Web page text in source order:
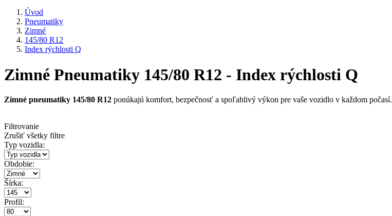
Úvod
Pneumatiky
Zimné
145/80 R12
Index rýchlosti Q
Zimné Pneumatiky 145/80 R12 - Index rýchlosti Q
Zimné pneumatiky 145/80 R12 ponúkajú komfort, bezpečnosť a spoľahlivý výkon pre vaše vozidlo v každom počasí.
Filtrovanie
Zrušiť všetky filtre
Typ vozidla:
Obdobie:
Šírka:
Profil: